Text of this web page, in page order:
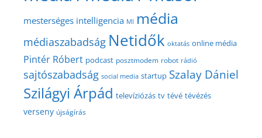
mesterséges intelligencia MI média
médiaszabadság Netidők oktatás online média
Pintér Róbert podcast posztmodem robot rádió
sajtószabadság social media startup Szalay Dániel
Szilágyi Árpád televíziózás tv tévé tévézés
verseny újságírás